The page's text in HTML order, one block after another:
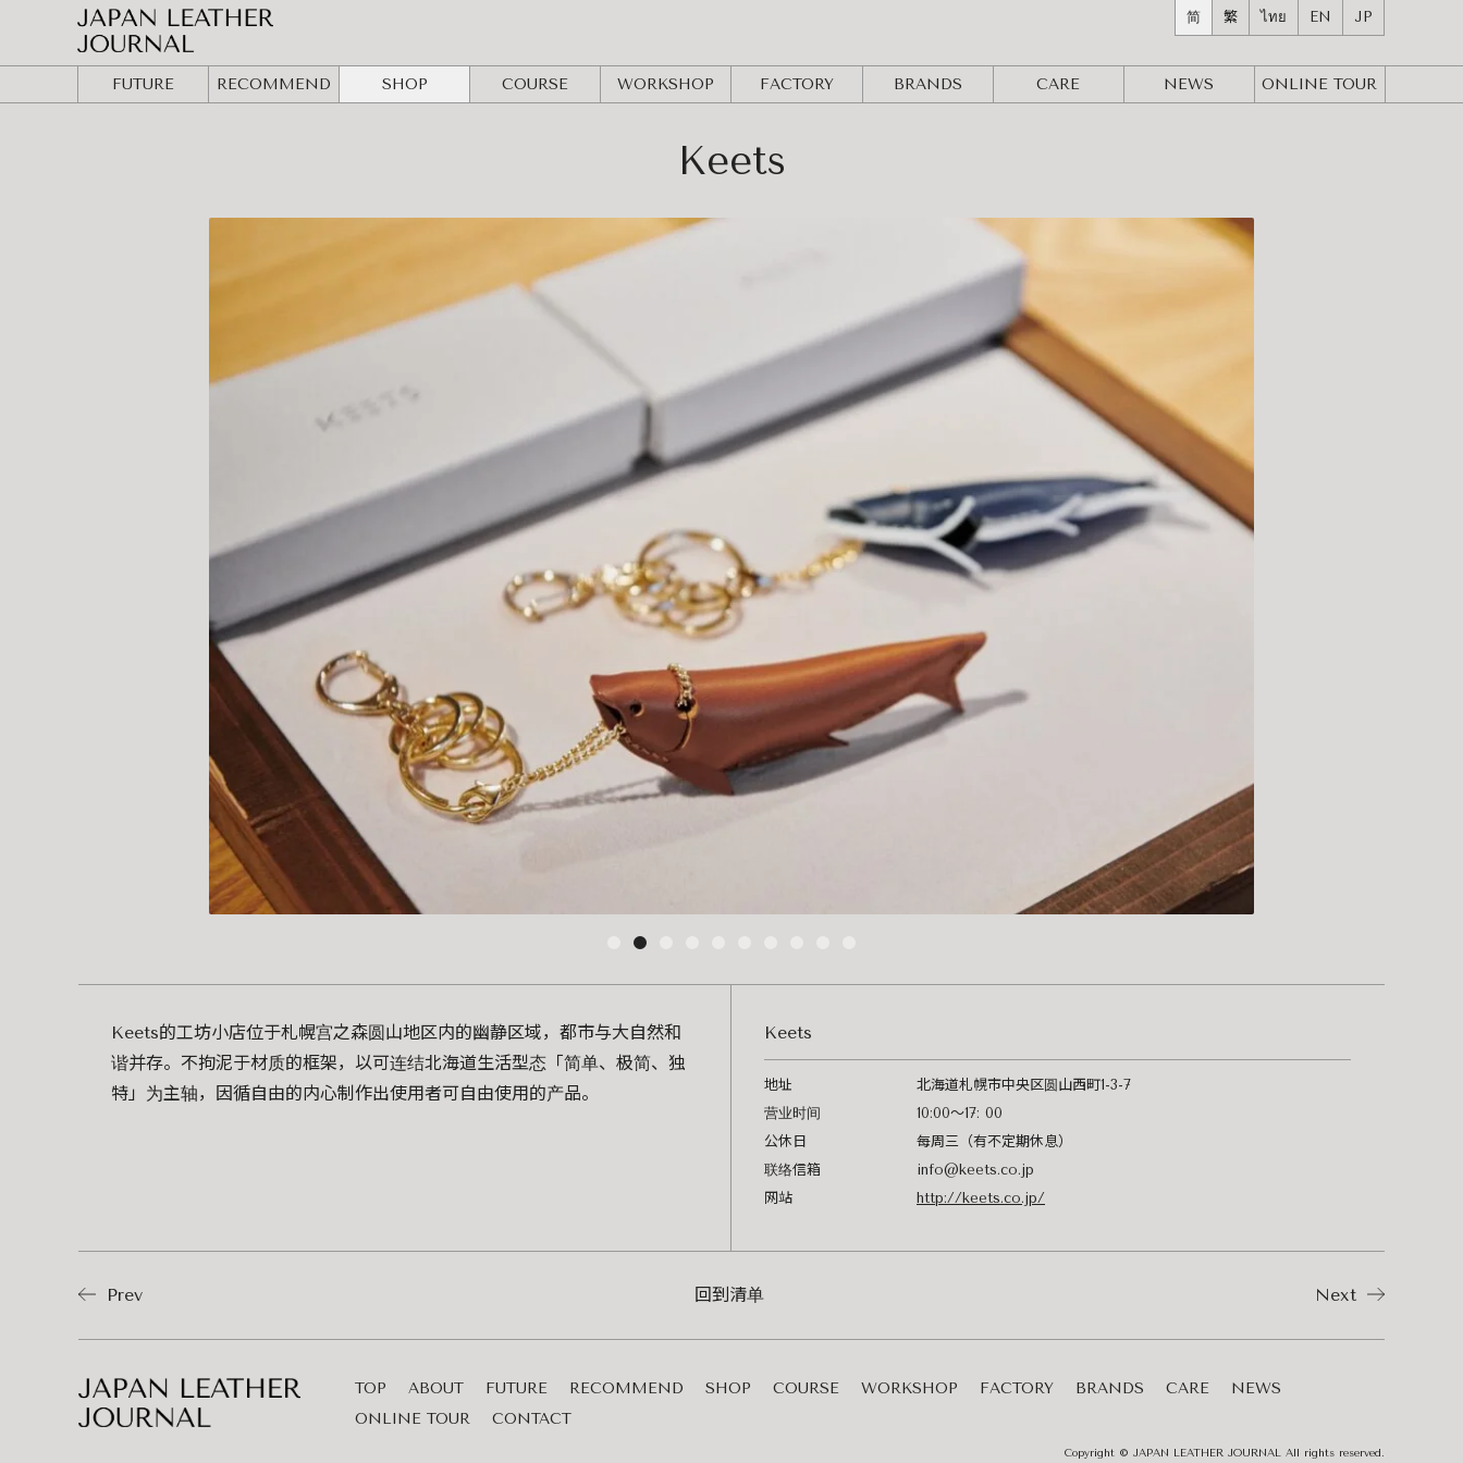
简 繁 ไทย EN JP
FUTURE RECOMMEND SHOP COURSE WORKSHOP FACTORY BRANDS CARE NEWS ONLINE TOUR
Keets
Keets的工坊小店位于札幌宫之森圆山地区内的幽静区域，都市与大自然和
谐并存。不拘泥于材质的框架，以可连结北海道生活型态「简单、极简、独
特」为主轴，因循自由的内心制作出使用者可自由使用的产品。
Keets
地址
北海道札幌市中央区圆山西町1-3-7
营业时间
10:00～17: 00
公休日
每周三（有不定期休息）
联络信箱
info@keets.co.jp
网站
http://keets.co.jp/
Prev 回到清单 Next
TOP ABOUT FUTURE RECOMMEND SHOP COURSE WORKSHOP FACTORY BRANDS CARE
NEWS
ONLINE TOUR
CONTACT
Copyright © JAPAN LEATHER JOURNAL All rights reserved.